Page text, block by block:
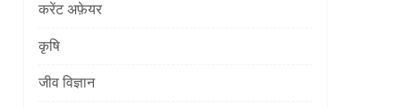
करेंट अफ़ेयर
कृषि
जीव विज्ञान